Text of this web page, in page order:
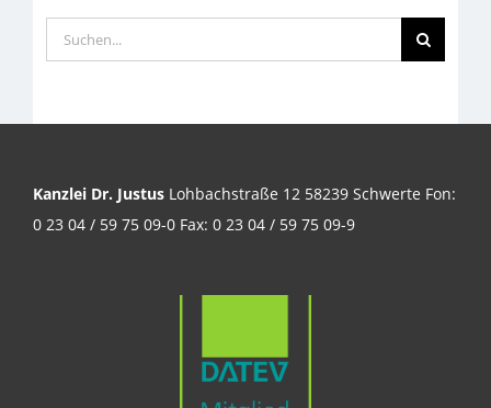
Suche
nach:
Kanzlei Dr. Justus Lohbachstraße 12 58239 Schwerte Fon:
0 23 04 / 59 75 09-0 Fax: 0 23 04 / 59 75 09-9